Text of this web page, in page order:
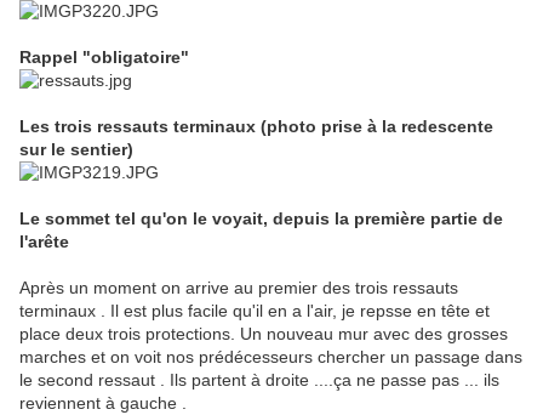
Rappel "obligatoire"
Les trois ressauts terminaux (photo prise à la redescente
sur le sentier)
Le sommet tel qu'on le voyait, depuis la première partie de
l'arête
Après un moment on arrive au premier des trois ressauts
terminaux . Il est plus facile qu'il en a l'air, je repsse en tête et
place deux trois protections. Un nouveau mur avec des grosses
marches et on voit nos prédécesseurs chercher un passage dans
le second ressaut . Ils partent à droite ....ça ne passe pas ... ils
reviennent à gauche .